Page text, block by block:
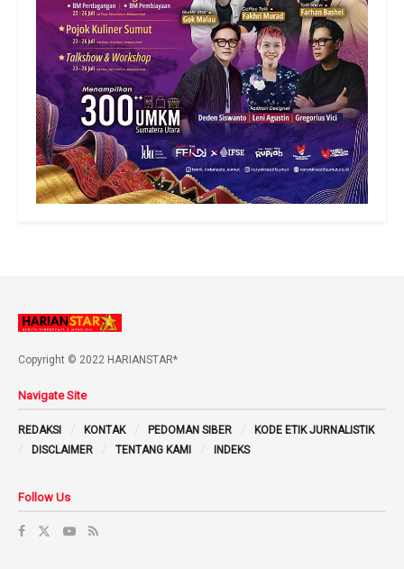
Copyright © 2022 HARIANSTAR*
Navigate Site
REDAKSI KONTAK PEDOMAN SIBER
KODE ETIK JURNALISTIK
DISCLAIMER
TENTANG KAMI INDEKS
Follow Us